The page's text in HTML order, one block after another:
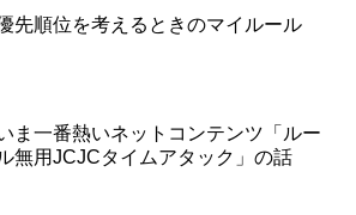
先順位を考えるときのマイルール
ま一番熱いネットコンテンツ「ルー
無用JCJCタイムアタック」の話